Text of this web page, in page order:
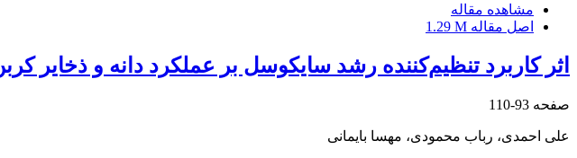
مشاهده مقاله
اصل مقاله 1.29 M
اثر کاربرد تنظیم‌کننده رشد سایکوسل بر عملکرد دانه و ذخایر
صفحه 93-110
علی احمدی، رباب محمودی، مهسا بایمانی